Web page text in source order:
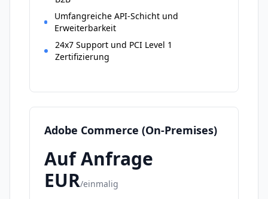
Umfangreiche API-Schicht und
Erweiterbarkeit
24x7 Support und PCI Level 1
Zertifizierung
Adobe Commerce (On-Premises)
Auf Anfrage
EUR/einmalig